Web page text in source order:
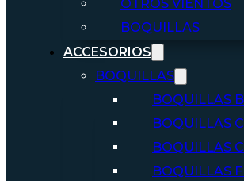
OTROS VIENTOS
BOQUILLAS
ACCESORIOS
BOQUILLAS
BOQUILLAS
BOQUILLAS
BOQUILLAS
BOQUILLAS